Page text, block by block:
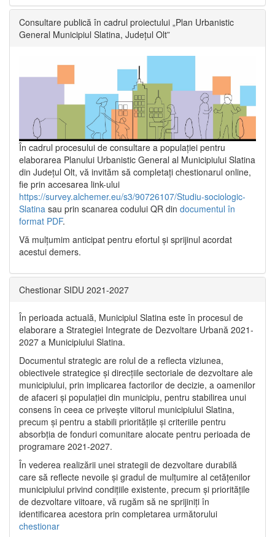
Consultare publică în cadrul proiectului „Plan Urbanistic
General Municipiul Slatina, Județul Olt”
În cadrul procesului de consultare a populaţiei pentru
elaborarea Planului Urbanistic General al Municipiului Slatina
din Județul Olt, vă invităm să completați chestionarul online,
fie prin accesarea link-ului
https://survey.alchemer.eu/s3/90726107/Studiu-sociologic-
Slatina sau prin scanarea codului QR din documentul în
format PDF.
Vă mulţumim anticipat pentru efortul şi sprijinul acordat
acestui demers.
Chestionar SIDU 2021-2027
În perioada actuală, Municipiul Slatina este în procesul de
elaborare a Strategiei Integrate de Dezvoltare Urbană 2021‐
2027 a Municipiului Slatina.
Documentul strategic are rolul de a reflecta viziunea,
obiectivele strategice și direcțiile sectoriale de dezvoltare ale
municipiului, prin implicarea factorilor de decizie, a oamenilor
de afaceri și populației din municipiu, pentru stabilirea unui
consens în ceea ce privește viitorul municipiului Slatina,
precum și pentru a stabili prioritățile și criteriile pentru
absorbția de fonduri comunitare alocate pentru perioada de
programare 2021-2027.
În vederea realizării unei strategii de dezvoltare durabilă
care să reflecte nevoile și gradul de mulțumire al cetățenilor
municipiului privind condițiile existente, precum și prioritățile
de dezvoltare viitoare, vă rugăm să ne sprijiniți în
identificarea acestora prin completarea următorului
chestionar